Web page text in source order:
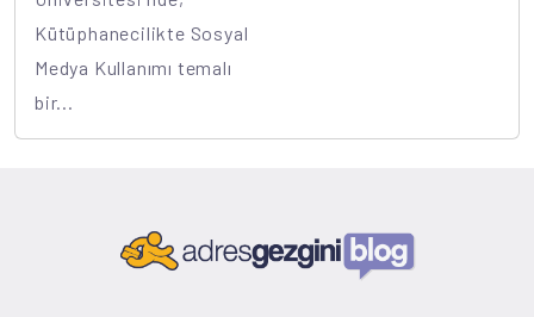
Kütüphanecilikte Sosyal
Medya Kullanımı temalı
bir...